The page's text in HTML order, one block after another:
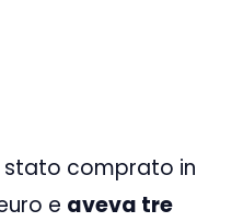
stato comprato in
e aveva tre